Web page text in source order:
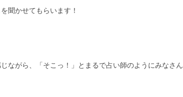
聞かせてもらいます！
ながら、「そこっ！」とまるで占い師のようにみなさん